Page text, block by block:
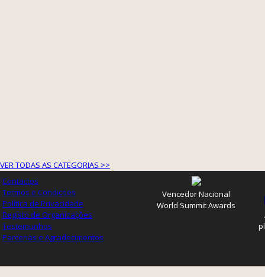
VER TODAS AS CATEGORIAS >>
Contactos
Termos e Condições
Política de Privacidade
Registo de Organizações
Testemunhos
Parcerias e Agradecimentos
Vencedor Nacional
World Summit Awards